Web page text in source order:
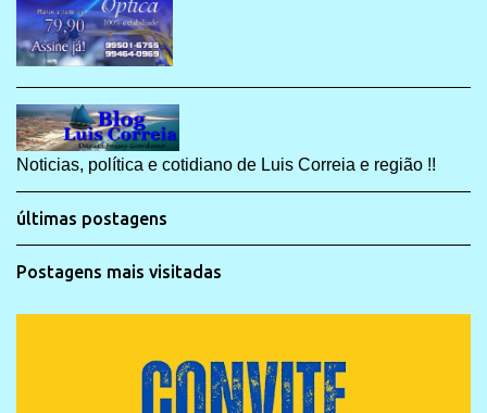
Noticias, política e cotidiano de Luis Correia e região !!
últimas postagens
Postagens mais visitadas